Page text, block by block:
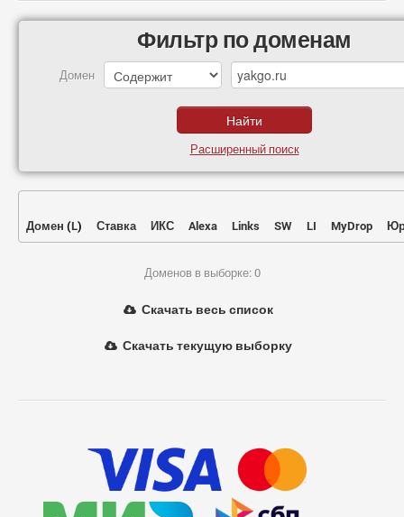
Фильтр по доменам
Домен
Расширенный поиск
Домен (L) Ставка ИКС Alexa Links SW LI MyDrop
Доменов в выборке: 0
Скачать весь список
Скачать текущую выборку